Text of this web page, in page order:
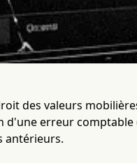
des valeurs
erreur
antérieurs.